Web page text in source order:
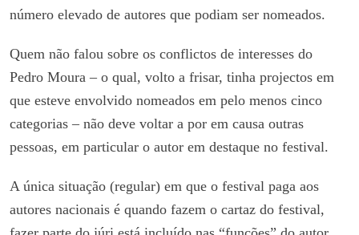
número elevado de autores que podiam ser nomeados.
Quem não falou sobre os conflictos de interesses do
Pedro Moura – o qual, volto a frisar, tinha projectos em
que esteve envolvido nomeados em pelo menos cinco
categorias – não deve voltar a por em causa outras
pessoas, em particular o autor em destaque no festival.
A única situação (regular) em que o festival paga aos
autores nacionais é quando fazem o cartaz do festival,